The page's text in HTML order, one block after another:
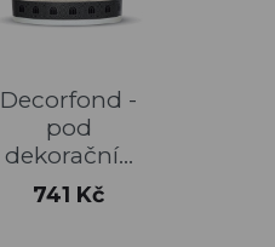
Decorfond -
pod
dekorační...
Cena
741 Kč